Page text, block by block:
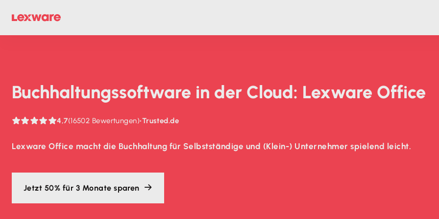
Buch­haltungs­soft­ware in der Cloud: Lexware Office
4,7(16502 Bewertungen)•Trusted.de
Lexware Office macht die Buchhaltung für Selbstständige und (Klein-) Unternehmer spielend leicht.
Jetzt 50% für 3 Monate sparen